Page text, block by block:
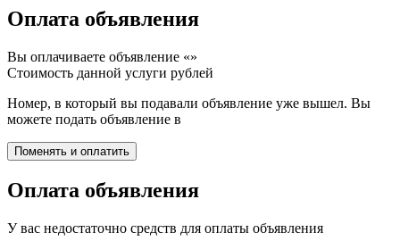
Оплата объявления
Вы оплачиваете объявление «»
Стоимость данной услуги рублей
Номер, в который вы подавали объявление уже вышел. Вы
можете подать объявление в
Оплата объявления
У вас недостаточно средств для оплаты объявления